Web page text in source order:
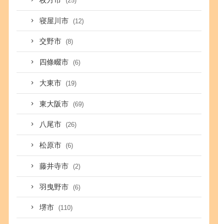
寝屋川市 (12)
交野市 (8)
四條畷市 (6)
大東市 (19)
東大阪市 (69)
八尾市 (26)
松原市 (6)
藤井寺市 (2)
羽曳野市 (6)
堺市 (110)